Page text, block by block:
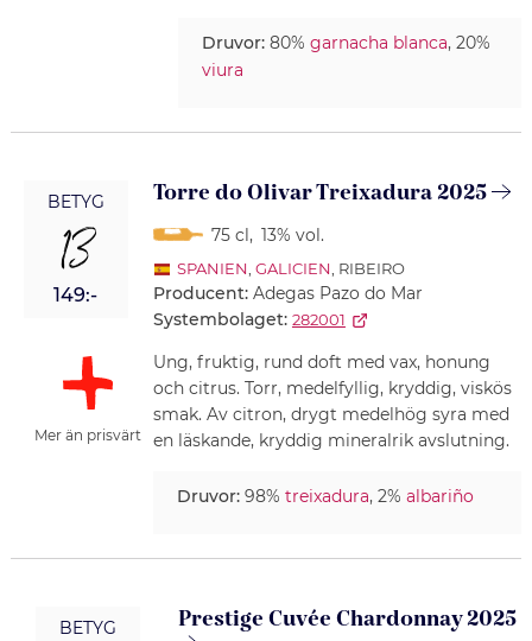
Druvor:80% garnacha blanca, 20%
viura
BETYG
13
149:-
Mer än prisvärt
Torre do Olivar Treixadura 2025
75 cl, 13% vol.
SPANIEN, GALICIEN, RIBEIRO
Producent: Adegas Pazo do Mar
Systembolaget: 282001
Ung, fruktig, rund doft med vax, honung
och citrus. Torr, medelfyllig, kryddig, viskös
smak. Av citron, drygt medelhög syra med
en läskande, kryddig mineralrik avslutning.
Druvor:98% treixadura, 2% albariño
BETYG Prestige Cuvée Chardonnay 2025